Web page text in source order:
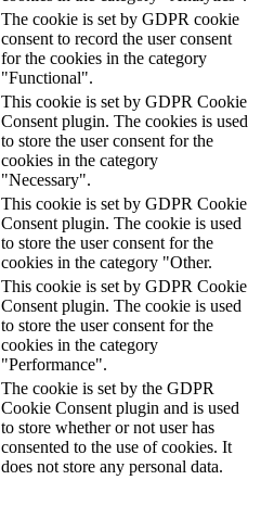
The cookie is set by GDPR cookie
consent to record the user consent
for the cookies in the category
"Functional".
This cookie is set by GDPR Cookie
Consent plugin. The cookies is used
to store the user consent for the
cookies in the category
"Necessary".
This cookie is set by GDPR Cookie
Consent plugin. The cookie is used
to store the user consent for the
cookies in the category "Other.
This cookie is set by GDPR Cookie
Consent plugin. The cookie is used
to store the user consent for the
cookies in the category
"Performance".
The cookie is set by the GDPR
Cookie Consent plugin and is used
to store whether or not user has
consented to the use of cookies. It
does not store any personal data.